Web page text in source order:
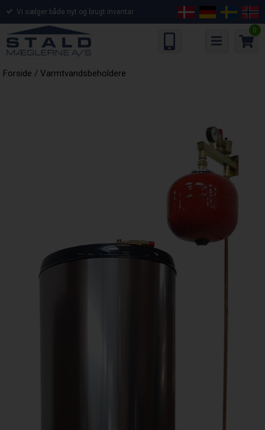
Vi sælger både nyt og brugt inventar
0
Forside / Varmtvandsbeholdere